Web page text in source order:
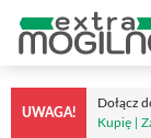
treści
UWAGA!
Dołącz
Kupię |